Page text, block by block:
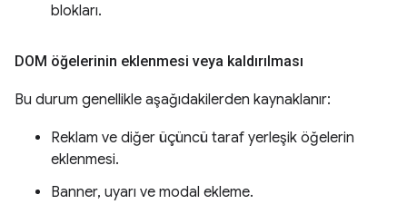
blokları.
DOM öğelerinin eklenmesi veya kaldırılması
Bu durum genellikle aşağıdakilerden kaynaklanır:
Reklam ve diğer üçüncü taraf yerleşik öğelerin
eklenmesi.
Banner, uyarı ve modal ekleme.